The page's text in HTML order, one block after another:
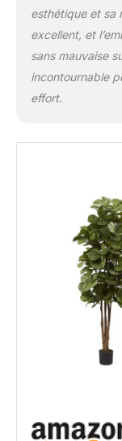
esthétique et sa
excellent, et
sans mauvaise
incontournable
effort.